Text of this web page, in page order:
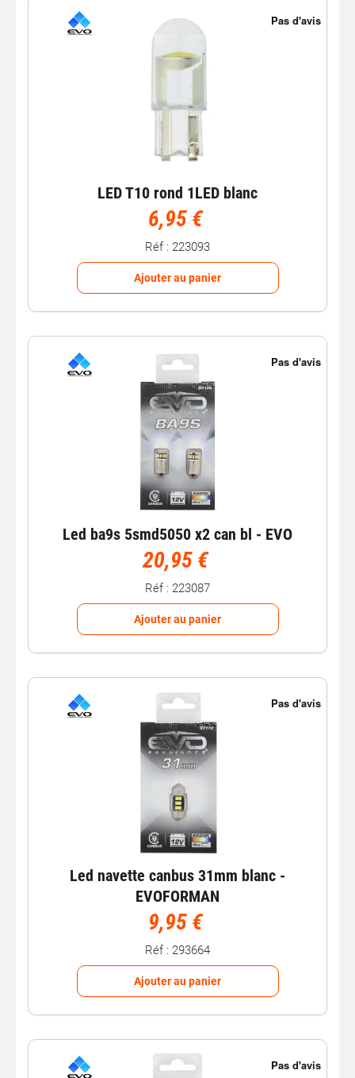
LED T10 rond 1LED blanc
6,95 €
Réf : 223093
Ajouter au panier
Led ba9s 5smd5050 x2 can bl - EVO
20,95 €
Réf : 223087
Ajouter au panier
Led navette canbus 31mm blanc -
EVOFORMAN
9,95 €
Réf : 293664
Ajouter au panier